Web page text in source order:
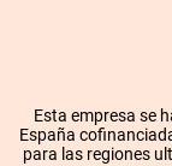
Esta empresa se
España
para las regiones